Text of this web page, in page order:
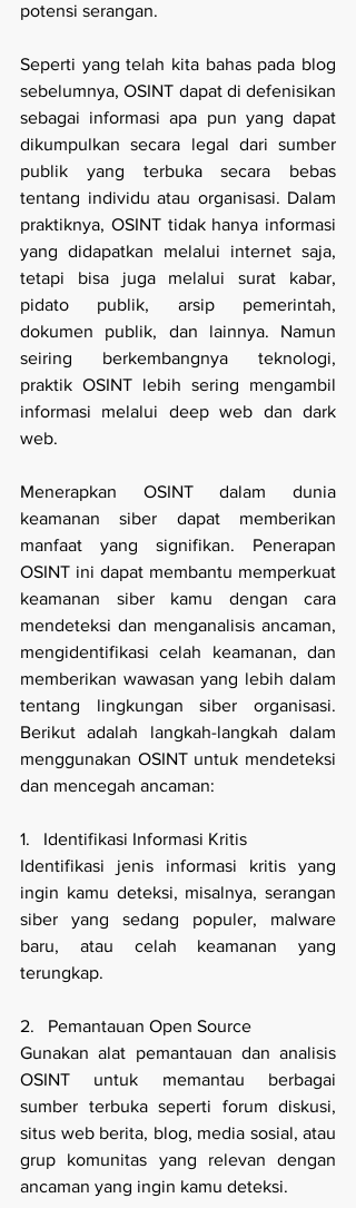
potensi serangan.
Seperti yang telah kita bahas pada blog
sebelumnya, OSINT dapat di defenisikan
sebagai informasi apa pun yang dapat
dikumpulkan secara legal dari sumber
publik yang terbuka secara bebas
tentang individu atau organisasi. Dalam
praktiknya, OSINT tidak hanya informasi
yang didapatkan melalui internet saja,
tetapi bisa juga melalui surat kabar,
pidato publik, arsip pemerintah,
dokumen publik, dan lainnya. Namun
seiring berkembangnya teknologi,
praktik OSINT lebih sering mengambil
informasi melalui deep web dan dark
web.
Menerapkan OSINT dalam dunia
keamanan siber dapat memberikan
manfaat yang signifikan. Penerapan
OSINT ini dapat membantu memperkuat
keamanan siber kamu dengan cara
mendeteksi dan menganalisis ancaman,
mengidentifikasi celah keamanan, dan
memberikan wawasan yang lebih dalam
tentang lingkungan siber organisasi.
Berikut adalah langkah-langkah dalam
menggunakan OSINT untuk mendeteksi
dan mencegah ancaman:
1.   Identifikasi Informasi Kritis
Identifikasi jenis informasi kritis yang
ingin kamu deteksi, misalnya, serangan
siber yang sedang populer, malware
baru, atau celah keamanan yang
terungkap.
2.   Pemantauan Open Source
Gunakan alat pemantauan dan analisis
OSINT untuk memantau berbagai
sumber terbuka seperti forum diskusi,
situs web berita, blog, media sosial, atau
grup komunitas yang relevan dengan
ancaman yang ingin kamu deteksi.